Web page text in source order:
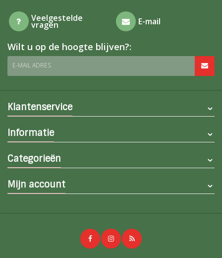
Veelgestelde
vragen E-mail
Wilt u op de hoogte blijven?:
E-MAIL ADRES
Klantenservice
Informatie
Categorieën
Mijn account